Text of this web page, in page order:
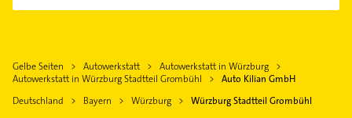
Bergtheim
Dettelbach
Kitzingen
Sanitärinstallation
Krankengymnastik
Ärztehaus
Physikalische Therapie
Physiotherapie
Gelbe Seiten Autowerkstatt
Autowerkstatt in Würzburg
Autowerkstatt in Würzburg Stadtteil Grombühl
Auto Kilian GmbH
Deutschland
Bayern Würzburg Würzburg Stadtteil Grombühl